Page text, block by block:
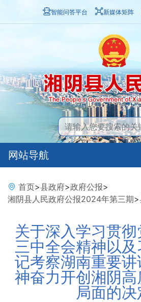
智能问答平台 新媒体矩阵
网站导航
首页>县政府>政府公报>
湘阴县人民政府公报2024年第三期>
关于深入学习贯
三中全会精神以
记考察湖南重要
神奋力开创湘阴
局面的决